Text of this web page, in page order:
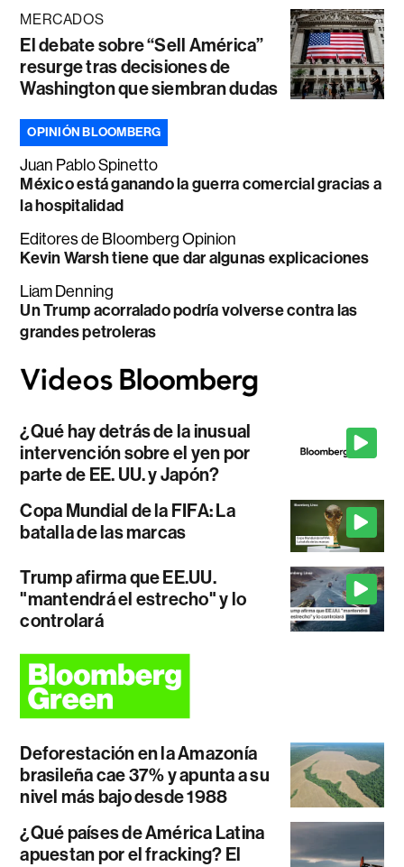
MERCADOS
El debate sobre “Sell América”
resurge tras decisiones de
Washington que siembran dudas
OPINIÓN BLOOMBERG
Juan Pablo Spinetto
México está ganando la guerra comercial gracias a
la hospitalidad
Editores de Bloomberg Opinion
Kevin Warsh tiene que dar algunas explicaciones
Liam Denning
Un Trump acorralado podría volverse contra las
grandes petroleras
¿Qué hay detrás de la inusual
intervención sobre el yen por
parte de EE. UU. y Japón?
Copa Mundial de la FIFA: La
batalla de las marcas
Trump afirma que EE.UU.
"mantendrá el estrecho" y lo
controlará
Deforestación en la Amazonía
brasileña cae 37% y apunta a su
nivel más bajo desde 1988
¿Qué países de América Latina
apuestan por el fracking? El